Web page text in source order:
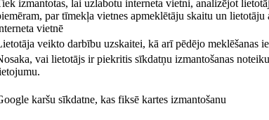
izmantotas, lai uzlabotu interneta vietni, analizējot
par tīmekļa vietnes apmeklētāju skaitu un
vietnē
veikto darbību uzskaitei, kā arī pēdējo meklēšanas
vai lietotājs ir piekritis sīkdatņu izmantošanas
karšu sīkdatne, kas fiksē kartes izmantošanu